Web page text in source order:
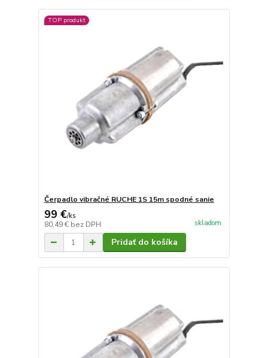
TOP produkt
Čerpadlo vibračné RUCHE 1S 15m spodné sanie
99 €/ks
80,49 € bez DPH skladom
Pridať do košíka